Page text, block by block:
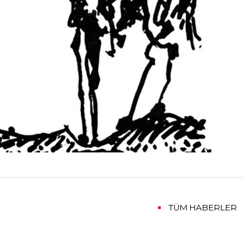
TÜM HABERLER